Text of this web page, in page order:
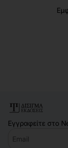
Εγγραφείτε στο